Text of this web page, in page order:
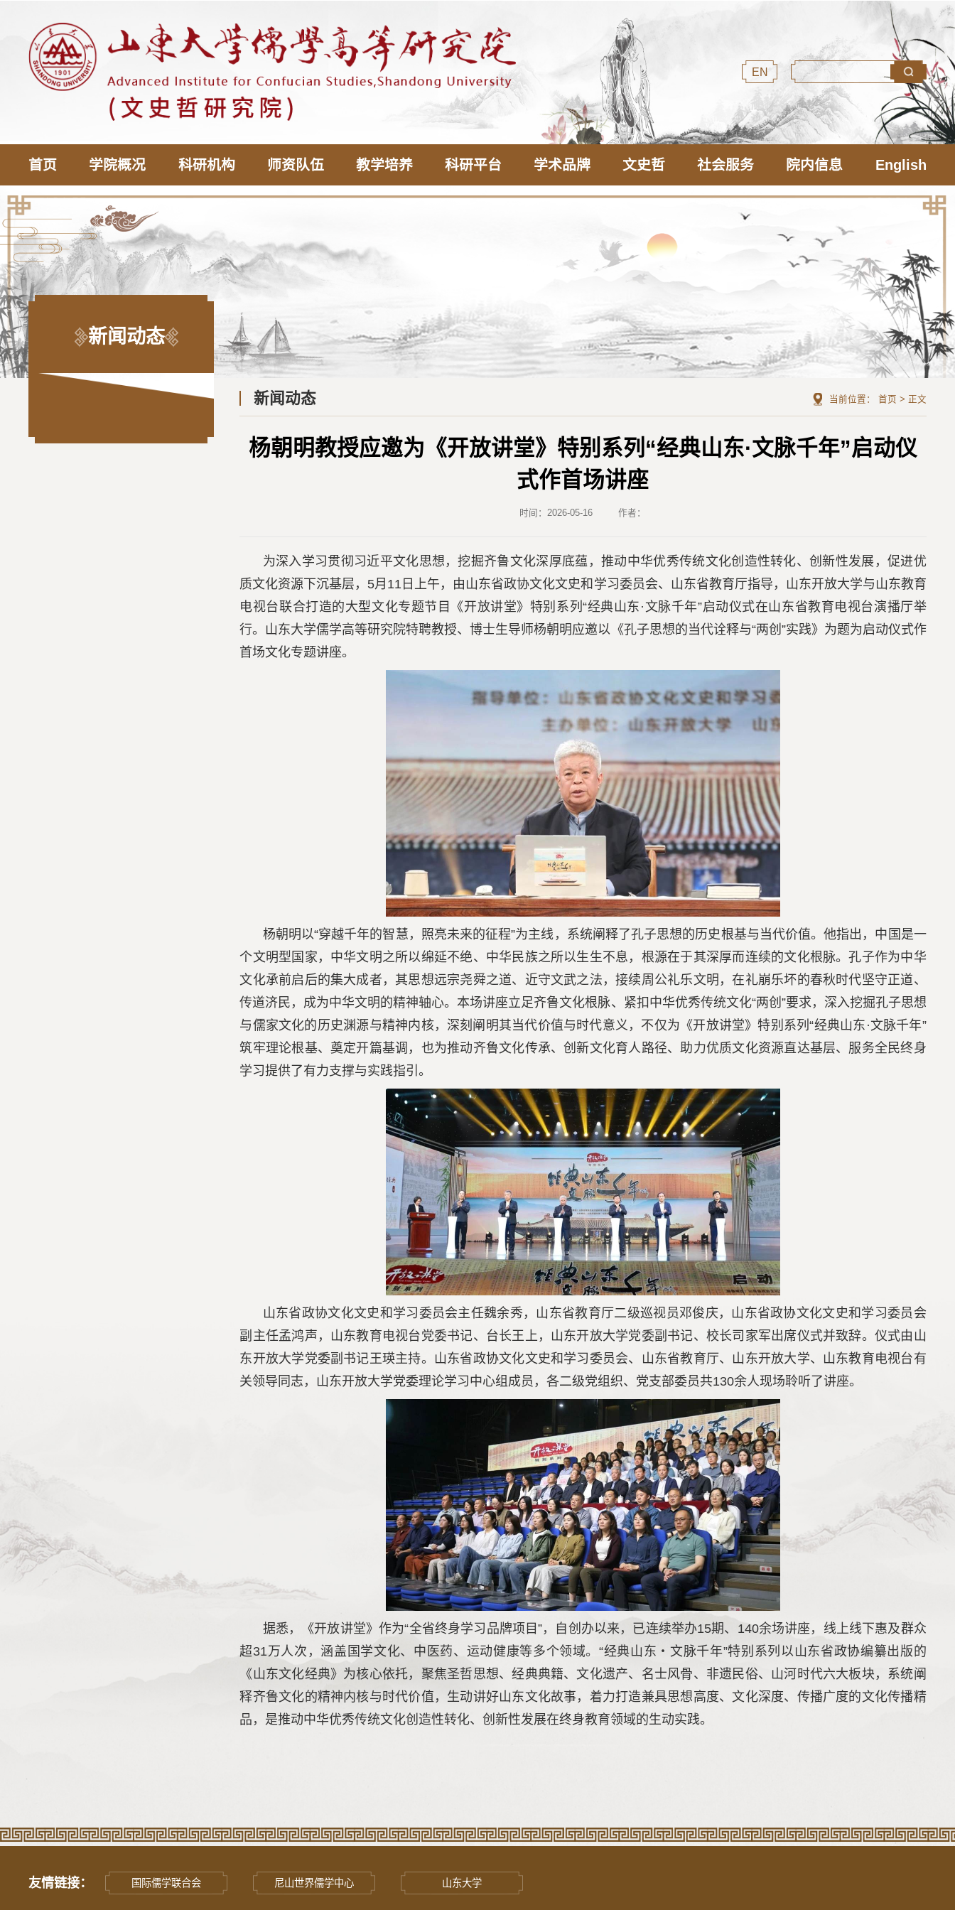
EN
首页 学院概况 科研机构 师资队伍 教学培养 科研平台 学术品牌 文史哲 社会服务 院内信息 English
新闻动态
新闻动态 当前位置： 首页 > 正文
杨朝明教授应邀为《开放讲堂》特别系列“经典山东·文脉千年”启动仪
式作首场讲座
时间：2026-05-16 作者：
为深入学习贯彻习近平文化思想，挖掘齐鲁文化深厚底蕴，推动中华优秀传统文化创造性转化、创新性发展，促进优
质文化资源下沉基层，5月11日上午，由山东省政协文化文史和学习委员会、山东省教育厅指导，山东开放大学与山东教育
电视台联合打造的大型文化专题节目《开放讲堂》特别系列“经典山东·文脉千年”启动仪式在山东省教育电视台演播厅举
行。山东大学儒学高等研究院特聘教授、博士生导师杨朝明应邀以《孔子思想的当代诠释与“两创”实践》为题为启动仪式作
首场文化专题讲座。
杨朝明以“穿越千年的智慧，照亮未来的征程”为主线，系统阐释了孔子思想的历史根基与当代价值。他指出，中国是一
个文明型国家，中华文明之所以绵延不绝、中华民族之所以生生不息，根源在于其深厚而连续的文化根脉。孔子作为中华
文化承前启后的集大成者，其思想远宗尧舜之道、近守文武之法，接续周公礼乐文明，在礼崩乐坏的春秋时代坚守正道、
传道济民，成为中华文明的精神轴心。本场讲座立足齐鲁文化根脉、紧扣中华优秀传统文化“两创”要求，深入挖掘孔子思想
与儒家文化的历史渊源与精神内核，深刻阐明其当代价值与时代意义，不仅为《开放讲堂》特别系列“经典山东·文脉千年”
筑牢理论根基、奠定开篇基调，也为推动齐鲁文化传承、创新文化育人路径、助力优质文化资源直达基层、服务全民终身
学习提供了有力支撑与实践指引。
山东省政协文化文史和学习委员会主任魏余秀，山东省教育厅二级巡视员邓俊庆，山东省政协文化文史和学习委员会
副主任孟鸿声，山东教育电视台党委书记、台长王上，山东开放大学党委副书记、校长司家军出席仪式并致辞。仪式由山
东开放大学党委副书记王瑛主持。山东省政协文化文史和学习委员会、山东省教育厅、山东开放大学、山东教育电视台有
关领导同志，山东开放大学党委理论学习中心组成员，各二级党组织、党支部委员共130余人现场聆听了讲座。
据悉，《开放讲堂》作为“全省终身学习品牌项目”，自创办以来，已连续举办15期、140余场讲座，线上线下惠及群众
超31万人次，涵盖国学文化、中医药、运动健康等多个领域。“经典山东 ・ 文脉千年”特别系列以山东省政协编纂出版的
《山东文化经典》为核心依托，聚焦圣哲思想、经典典籍、文化遗产、名士风骨、非遗民俗、山河时代六大板块，系统阐
释齐鲁文化的精神内核与时代价值，生动讲好山东文化故事，着力打造兼具思想高度、文化深度、传播广度的文化传播精
品，是推动中华优秀传统文化创造性转化、创新性发展在终身教育领域的生动实践。
友情链接： 国际儒学联合会 尼山世界儒学中心 山东大学